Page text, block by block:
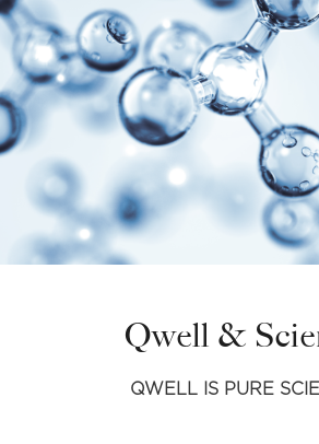
Qwell &
QWELL IS PURE